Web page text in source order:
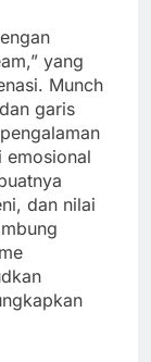
yang
Munch
garis
emosional
dan nilai